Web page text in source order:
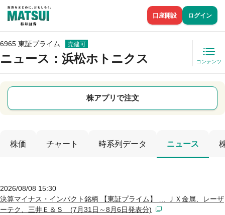
口座開設 ログイン
6965 東証プライム 売建可
ニュース ：浜松ホトニクス コンテンツ
株アプリで注文
株価 チャート 時系列データ ニュース
2026/08/08 15:30
決算マイナス・インパクト銘柄 【東証プライム】 … ＪＸ金属、レーザ
ーテク、三井Ｅ＆Ｓ (7月31日～8月6日発表分)